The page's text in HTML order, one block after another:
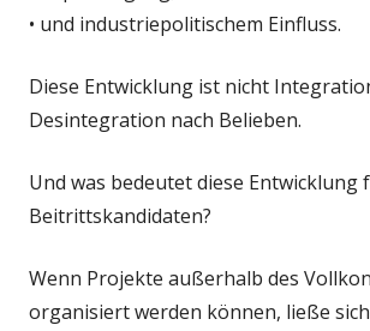
• und industriepolitischem Einfluss.
Diese Entwicklung ist nicht
Desintegration nach Belieben.
Und was bedeutet diese Entwicklung
Beitrittskandidaten?
Wenn Projekte außerhalb des
organisiert werden können, ließe